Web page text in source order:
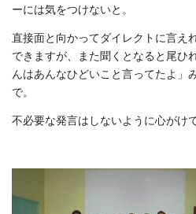
ーには気をつけないと。
直接面と向かってダイレクトに言え
できますが、また聞くとなると尾ひ
んはあんなひどいこと言ってたよ」
で。
不必要な発言はしないように心がけ